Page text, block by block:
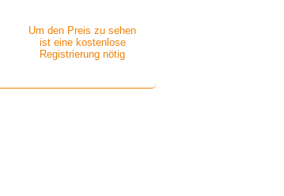
Um den Preis zu sehen
ist eine kostenlose
Registrierung nötig